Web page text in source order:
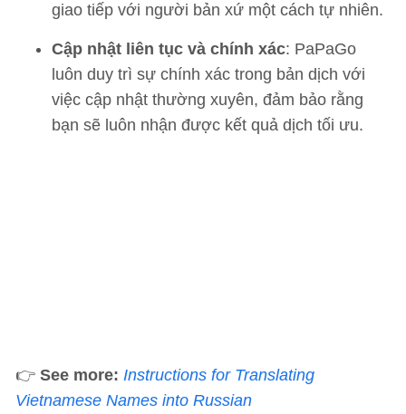
giao tiếp với người bản xứ một cách tự nhiên.
Cập nhật liên tục và chính xác: PaPaGo
luôn duy trì sự chính xác trong bản dịch với
việc cập nhật thường xuyên, đảm bảo rằng
bạn sẽ luôn nhận được kết quả dịch tối ưu.
👉 See more: Instructions for Translating
Vietnamese Names into Russian